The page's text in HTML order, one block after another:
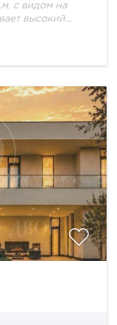
с видом на
высокий
и удобную